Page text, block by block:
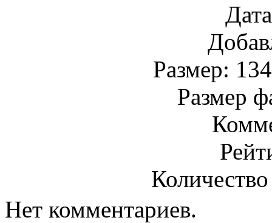
Размер:
Размер
Нет комментариев.